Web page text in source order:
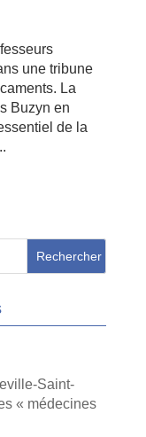
une tribune
La
Buzyn en
de la
Saint-
« médecines